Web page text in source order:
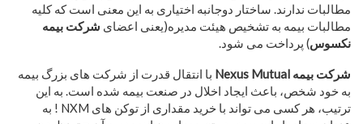
مطالبات ندارند. ساختار دوجانبه اختیاری به این معنی است که کلیه
مطالبات بیمه به تشخیص هیئت مدیره(یعنی اعضای شرکت بیمه
نکسوس) پرداخت می شود.
شرکت بیمه Nexus Mutual
با انتقال قدرت از شرکت های بزرگ بیمه
به خود شخص، باعث ایجاد اخلال در صنعت بیمه شده است. به این
ترتیب، هر کسی می تواند با خرید مقداری از توکن های NXM ! به